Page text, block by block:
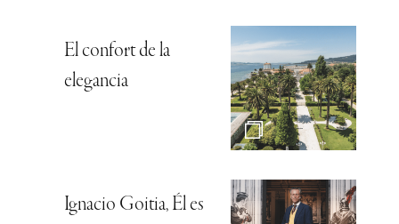
El confort de la
elegancia
Ignacio Goitia, Él es